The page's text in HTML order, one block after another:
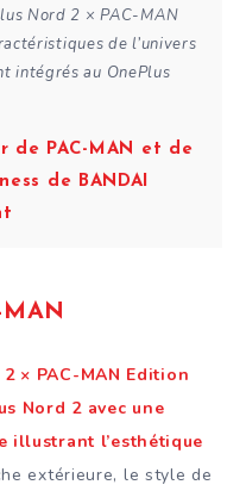
Nord 2 × PAC-MAN
de l’univers
intégrés au OnePlus
de PAC-MAN et de
de BANDAI
× PAC-MAN Edition
Nord 2 avec une
illustrant l’esthétique
extérieure, le style de